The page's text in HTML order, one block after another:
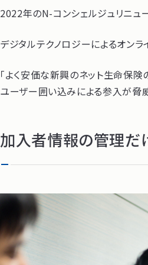
2022年のN-コンシェルジュリニュ
デジタルテクノロジーによるオン
「よく安価な新興のネット生命保
ユーザー囲い込みによる参入が脅威
加入者情報の管理だ